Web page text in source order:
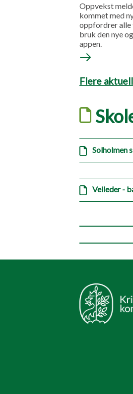
Oppvekst
kommet med
oppfordrer alle
bruk den nye
appen.
Flere
Solholmen
Veileder -